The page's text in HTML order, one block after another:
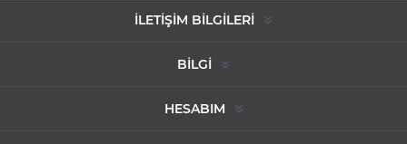
İLETIŞIM BILGILERI
BILGI
HESABIM